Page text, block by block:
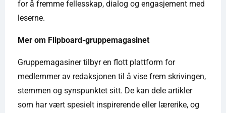
for å fremme fellesskap, dialog og engasjement med
leserne.
Mer om Flipboard-gruppemagasinet
Gruppemagasiner tilbyr en flott plattform for
medlemmer av redaksjonen til å vise frem skrivingen,
stemmen og synspunktet sitt. De kan dele artikler
som har vært spesielt inspirerende eller lærerike, og